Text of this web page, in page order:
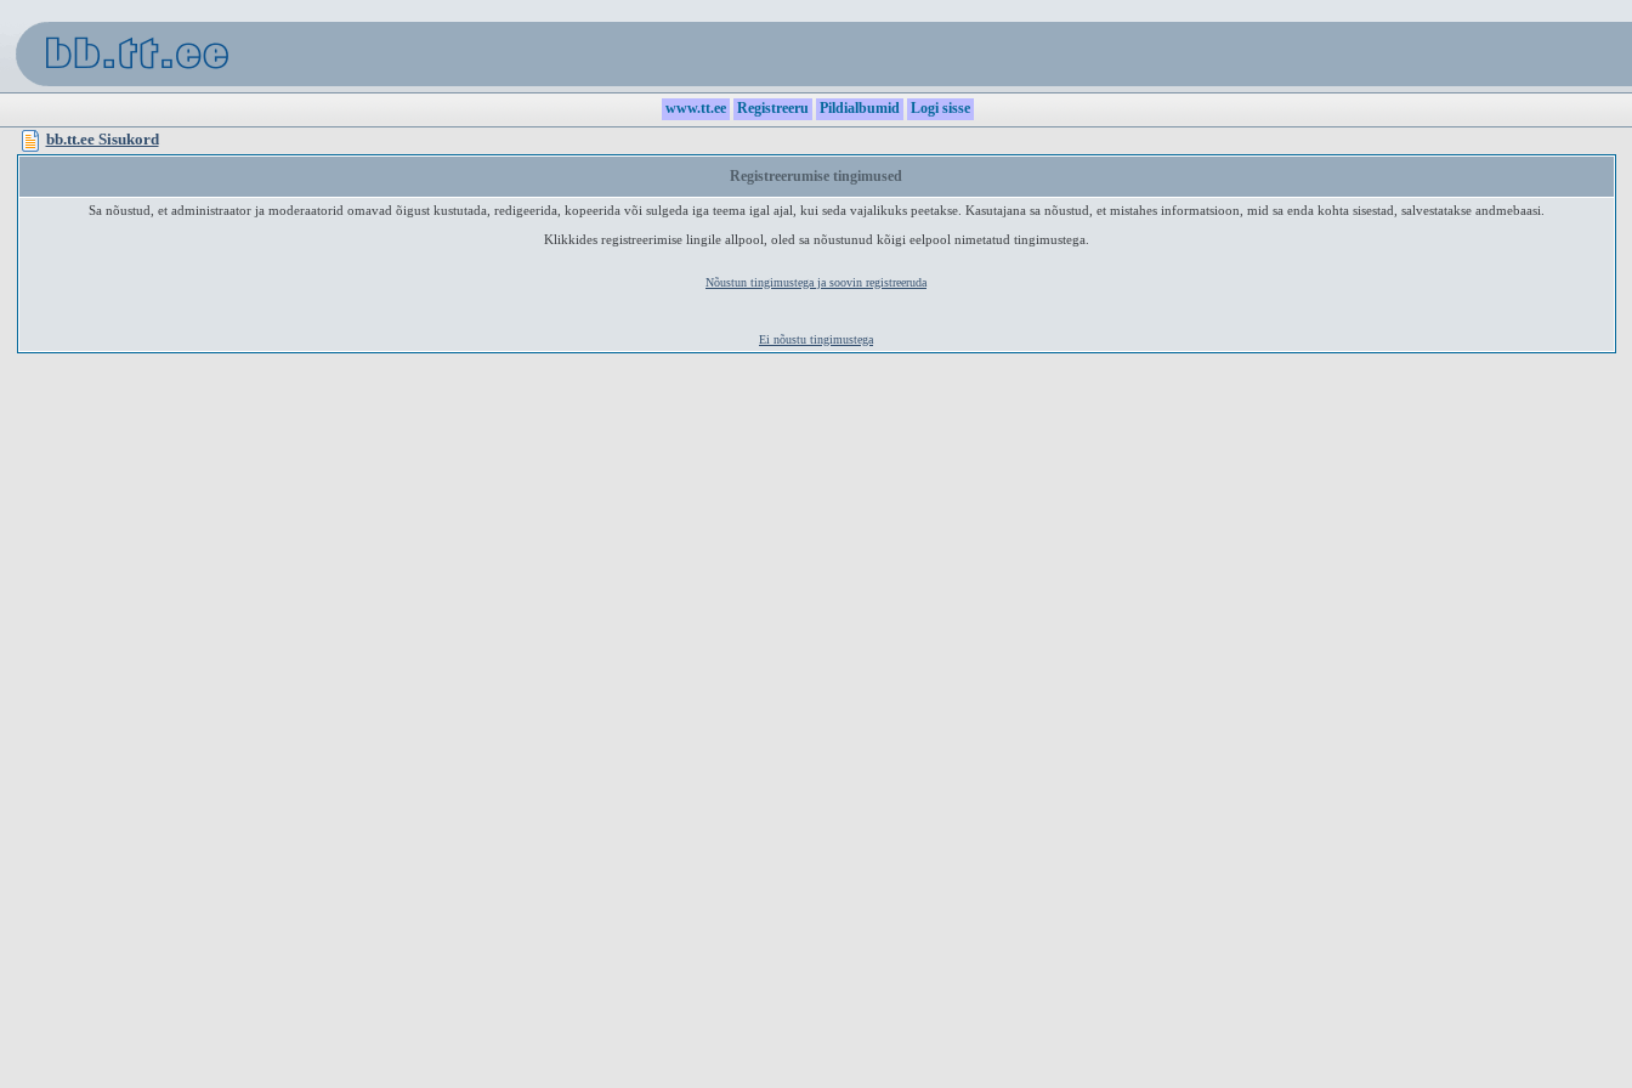
www.tt.ee Registreeru Pildialbumid Logi sisse
bb.tt.ee Sisukord
Registreerumise tingimused
Sa nõustud, et administraator ja moderaatorid omavad õigust kustutada, redigeerida, kopeerida või sulgeda iga teema igal ajal, kui seda vajalikuks peetakse. Kasutajana sa nõustud, et mistahes informatsioon, mid sa enda kohta sisestad, salvestatakse andmebaasi.
Klikkides registreerimise lingile allpool, oled sa nõustunud kõigi eelpool nimetatud tingimustega.
Nõustun tingimustega ja soovin registreeruda
Ei nõustu tingimustega